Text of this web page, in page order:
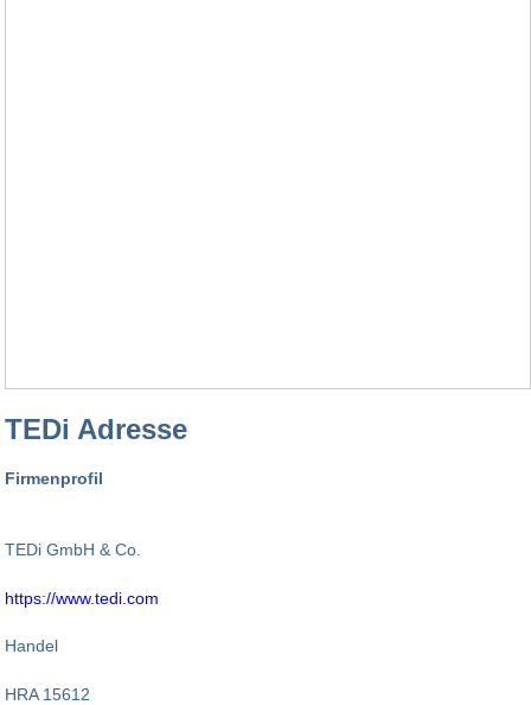
TEDi Adresse
Firmenprofil
TEDi GmbH & Co.
https://www.tedi.com
Handel
HRA 15612